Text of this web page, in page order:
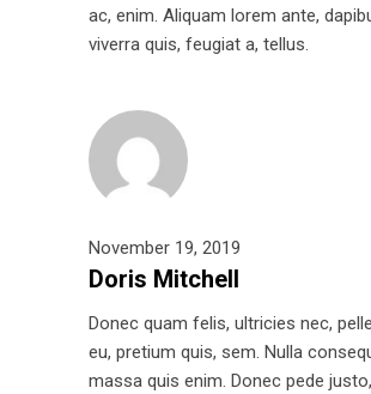
ac, enim. Aliquam lorem ante,
viverra quis, feugiat a, tellus.
November 19, 2019
Doris Mitchell
Donec quam felis, ultricies nec,
eu, pretium quis, sem. Nulla
massa quis enim. Donec pede